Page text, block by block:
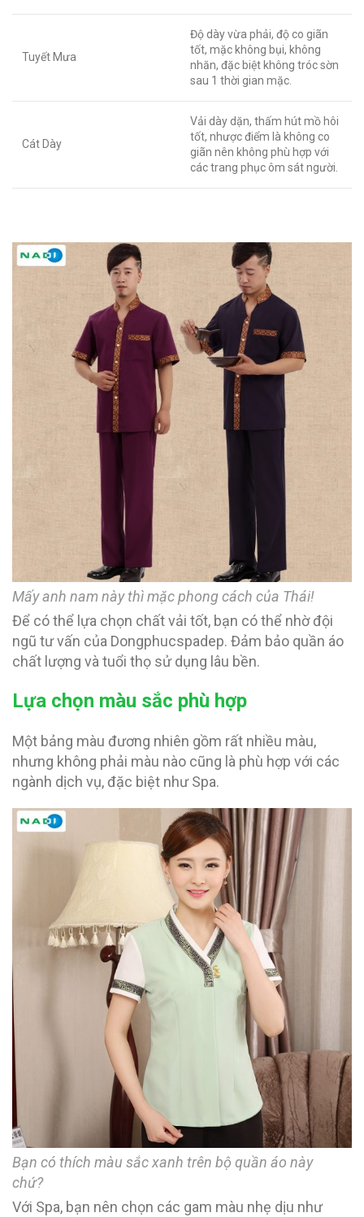
Tuyết Mưa
Độ dày vừa phải, độ co giãn
tốt, mặc không bụi, không
nhăn, đặc biệt không tróc sờn
sau 1 thời gian mặc.
Cát Dày
Vải dày dặn, thấm hút mồ hôi
tốt, nhược điểm là không co
giãn nên không phù hợp với
các trang phục ôm sát người.
Mấy anh nam này thì mặc phong cách của Thái!
Để có thể lựa chọn chất vải tốt, bạn có thể nhờ đội
ngũ tư vấn của Dongphucspadep. Đảm bảo quần áo
chất lượng và tuổi thọ sử dụng lâu bền.
Lựa chọn màu sắc phù hợp
Một bảng màu đương nhiên gồm rất nhiều màu,
nhưng không phải màu nào cũng là phù hợp với các
ngành dịch vụ, đặc biệt như Spa.
Bạn có thích màu sắc xanh trên bộ quần áo này
chứ?
Với Spa, bạn nên chọn các gam màu nhẹ dịu như